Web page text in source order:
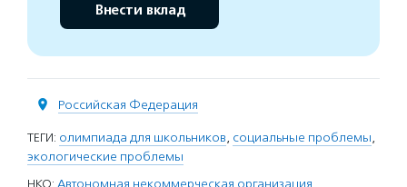
Внести вклад
Российская Федерация
ТЕГИ: олимпиада для школьников, социальные проблемы,
экологические проблемы
НКО: Автономная некоммерческая организация